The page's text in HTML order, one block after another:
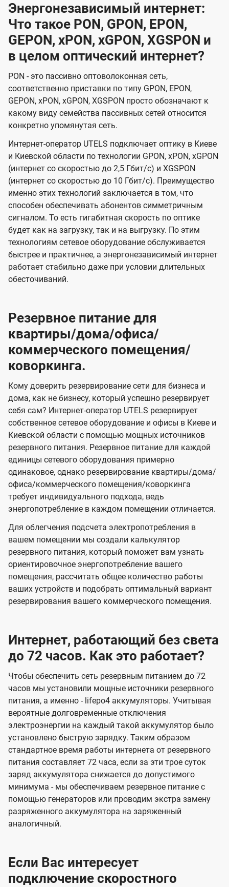
Энергонезависимый интернет:
Что такое PON, GPON, EPON,
GEPON, xPON, xGPON, XGSPON и
в целом оптический интернет?
PON - это пассивно оптоволоконная сеть,
соответственно приставки по типу GPON, EPON,
GEPON, xPON, xGPON, XGSPON просто обозначают к
какому виду семейства пассивных сетей относится
конкретно упомянутая сеть.
Интернет-оператор UTELS подключает оптику в Киеве
и Киевской области по технологии GPON, xPON, xGPON
(интернет со скоростью до 2,5 Гбит/с) и XGSPON
(интернет со скоростью до 10 Гбит/с). Преимущество
именно этих технологий заключается в том, что
способен обеспечивать абонентов симметричным
сигналом. То есть гигабитная скорость по оптике
будет как на загрузку, так и на выгрузку. По этим
технологиям сетевое оборудование обслуживается
быстрее и практичнее, а энергонезависимый интернет
работает стабильно даже при условии длительных
обесточиваний.
Резервное питание для
квартиры/дома/офиса/
коммерческого помещения/
коворкинга.
Кому доверить резервирование сети для бизнеса и
дома, как не бизнесу, который успешно резервирует
себя сам? Интернет-оператор UTELS резервирует
собственное сетевое оборудование и офисы в Киеве и
Киевской области с помощью мощных источников
резервного питания. Резервное питание для каждой
единицы сетевого оборудования примерно
одинаковое, однако резервирование квартиры/дома/
офиса/коммерческого помещения/коворкинга
требует индивидуального подхода, ведь
энергопотребление в каждом помещении отличается.
Для облегчения подсчета электропотребления в
вашем помещении мы создали калькулятор
резервного питания, который поможет вам узнать
ориентировочное энергопотребление вашего
помещения, рассчитать общее количество работы
ваших устройств и подобрать оптимальный вариант
резервирования вашего коммерческого помещения.
Интернет, работающий без света
до 72 часов. Как это работает?
Чтобы обеспечить сеть резервным питанием до 72
часов мы установили мощные источники резервного
питания, а именно - lifepo4 аккумуляторы. Учитывая
вероятные долговременные отключения
электроэнергии на каждый такой аккумулятор было
установлено быструю зарядку. Таким образом
стандартное время работы интернета от резервного
питания составляет 72 часа, если за эти трое суток
заряд аккумулятора снижается до допустимого
минимума - мы обеспечиваем резервное питание с
помощью генераторов или проводим экстра замену
разряженного аккумулятора на заряженный
аналогичный.
Если Вас интересует
подключение скоростного